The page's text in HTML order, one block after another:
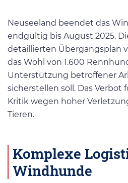
Neuseeland beendet das
endgültig bis August 2025.
detaillierten Übergangsplan
das Wohl von 1.600
Unterstützung betroffener
sicherstellen soll. Das Verbot
Kritik wegen hoher
Tieren.
Komplexe
Windhunde